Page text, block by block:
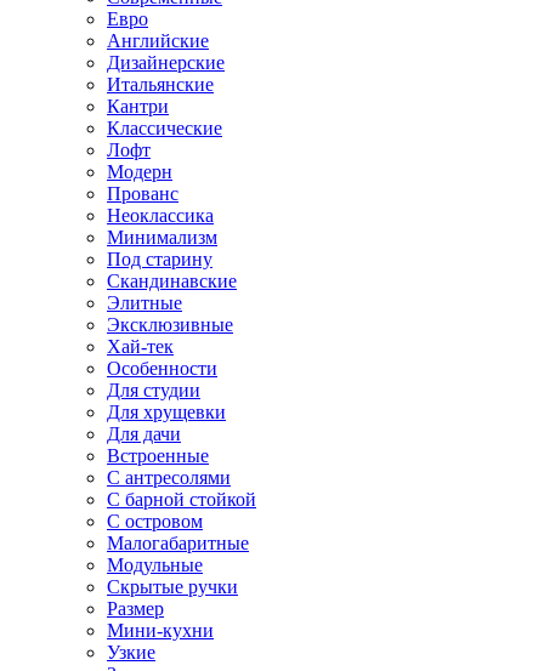
Евро
Английские
Дизайнерские
Итальянские
Кантри
Классические
Лофт
Модерн
Прованс
Неоклассика
Минимализм
Под старину
Скандинавские
Элитные
Эксклюзивные
Хай-тек
Особенности
Для студии
Для хрущевки
Для дачи
Встроенные
С антресолями
С барной стойкой
С островом
Малогабаритные
Модульные
Скрытые ручки
Размер
Мини-кухни
Узкие